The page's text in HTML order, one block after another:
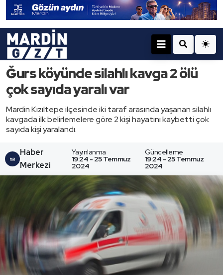
Ğurs köyünde silahlı kavga 2 ölü
çok sayıda yaralı var
Mardin Kızıltepe ilçesinde iki taraf arasında yaşanan silahlı
kavgada ilk belirlemelere göre 2 kişi hayatını kaybetti çok
sayıda kişi yaralandı.
Haber
Merkezi
Yayınlanma
19:24 - 25 Temmuz
2024
Güncelleme
19:24 - 25 Temmuz
2024